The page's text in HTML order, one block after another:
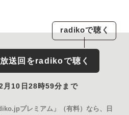
radikoで聴く
送回をradikoで聴く
月10日28時59分まで
プレミアム」（有料）なら、日